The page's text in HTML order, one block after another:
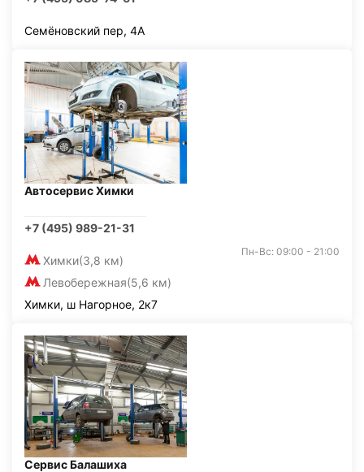
Семёновский пер, 4А
Автосервис Химки
+7 (495) 989-21-31
Химки(3,8 км)
Левобережная(5,6 км)
Пн-Вс: 09:00 - 21:00
Химки, ш Нагорное, 2к7
Сервис Балашиха